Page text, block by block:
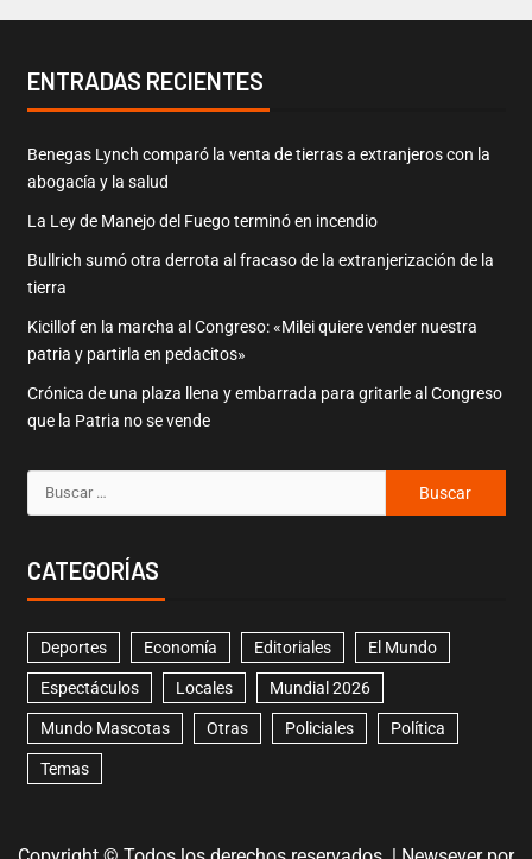
ENTRADAS RECIENTES
Benegas Lynch comparó la venta de tierras a extranjeros con la
abogacía y la salud
La Ley de Manejo del Fuego terminó en incendio
Bullrich sumó otra derrota al fracaso de la extranjerización de la
tierra
Kicillof en la marcha al Congreso: «Milei quiere vender nuestra
patria y partirla en pedacitos»
Crónica de una plaza llena y embarrada para gritarle al Congreso
que la Patria no se vende
CATEGORÍAS
Deportes Economía Editoriales El Mundo
Espectáculos Locales Mundial 2026
Mundo Mascotas Otras Policiales Política
Temas